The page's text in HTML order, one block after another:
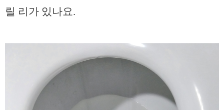
릴 리가 있나요.